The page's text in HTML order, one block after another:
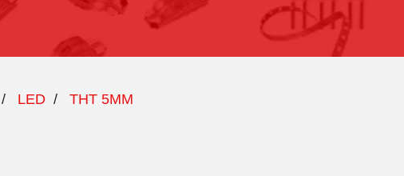
/ LED / THT 5MM